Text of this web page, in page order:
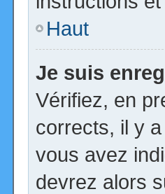
Haut
Je suis
Vérifiez, en
corrects, il y
vous avez
devrez alors